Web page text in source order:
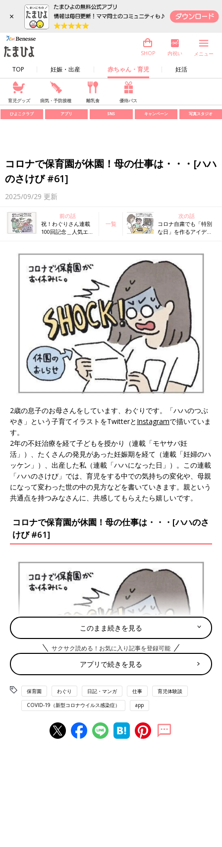
×
TOP 妊娠・出産 赤ちゃん・育児 妊活
SHOP 内祝い メニュー
育児グッズ 病気・予防接種 離乳食 優待パス
ひよこクラブ アプリ SNS キャンペーン 写真スタジオ
コロナで保育園が休園！母の仕事は・・・[ハハ
のさけび #61]
2025/09/29 更新
前の話
祝！わぐりさん連載
100回記念＿人気エピ
一覧
次の話
コロナ自粛でも「特別
な日」を作るアイデア
2歳の息子のお母さんをしています、わぐりです。「ハハのつぶ
やき」という子育てイラストをTwitterと Instagramで描いていま
す。
2年の不妊治療を経て子どもを授かり（連載「モヤサバ妊
活」）、たくさんの発見があった妊娠期を経て（連載「妊婦のハ
ッケン」）、出産した私（連載「ハハになった日」）。この連載
「ハハのさけび」では、育児をする中での気持ちの変化や、母親
になって変わった世の中の見方などを書いていきます。親という
共通点を持つみなさんに、共感してもらえたら嬉しいです。
コロナで保育園が休園！母の仕事は・・・[ハハのさ
けび #61]
が休園になりました。少し前から嫌な予感はしていたものの、実
際にお知らせを見ると、ショック！！だって、
子どもが預けられ
このまま続きを見る
サクサク読める！お気に入り記事を登録可能
アプリで続きを見る
保育園 わぐり 日記・マンガ 仕事 育児体験談
COVID-19（新型コロナウイルス感染症） app